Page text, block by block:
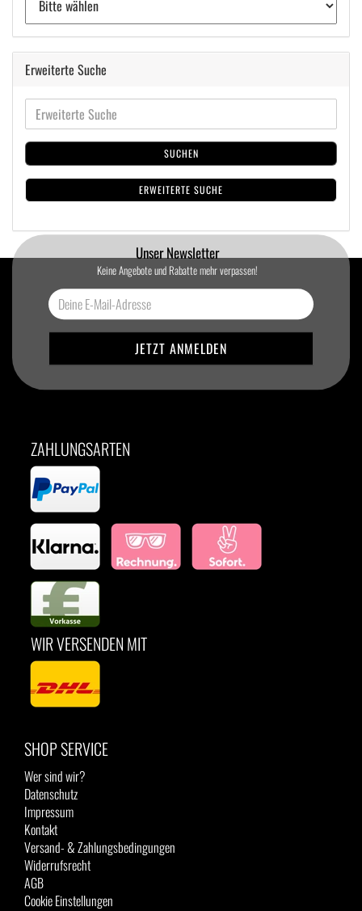
Erweiterte Suche
SUCHEN
ERWEITERTE SUCHE
Unser Newsletter
Keine Angebote und Rabatte mehr verpassen!
ZAHLUNGSARTEN
WIR VERSENDEN MIT
SHOP SERVICE
Wer sind wir?
Datenschutz
Impressum
Kontakt
Versand- & Zahlungsbedingungen
Widerrufsrecht
AGB
Cookie Einstellungen